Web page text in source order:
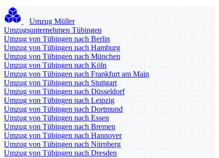
Umzug Müller
Umzugsunternehmen Tübingen
Umzug von Tübingen nach Berlin
Umzug von Tübingen nach Hamburg
Umzug von Tübingen nach München
Umzug von Tübingen nach Köln
Umzug von Tübingen nach Frankfurt am Main
Umzug von Tübingen nach Stuttgart
Umzug von Tübingen nach Düsseldorf
Umzug von Tübingen nach Leipzig
Umzug von Tübingen nach Dortmund
Umzug von Tübingen nach Essen
Umzug von Tübingen nach Bremen
Umzug von Tübingen nach Hannover
Umzug von Tübingen nach Nürnberg
Umzug von Tübingen nach Dresden